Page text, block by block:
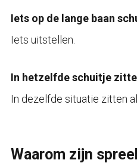
Iets op de lange baan
Iets uitstellen.
In hetzelfde schuitje
In dezelfde situatie zitten
Waarom zijn